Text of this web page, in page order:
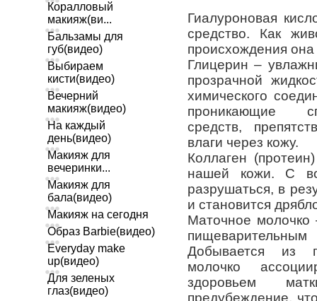
Коралловый
макияж(ви...
Бальзамы для
губ(видео)
Выбираем
кисти(видео)
Вечерний
макияж(видео)
На каждый
день(видео)
Макияж для
вечеринки...
Макияж для
бала(видео)
Макияж на сегодня
Образ Barbie(видео)
Everyday make
up(видео)
Для зеленых
глаз(видео)
Гиалуроновая
средство. Как
происхождения она
Глицерин –
прозрачной
химического
проникающие
средств,
влаги через кожу.
Коллаген
нашей кожи. С
разрушаться, в
и становится
Маточное
Добывается из
молочко
здоровьем
предубеждение,